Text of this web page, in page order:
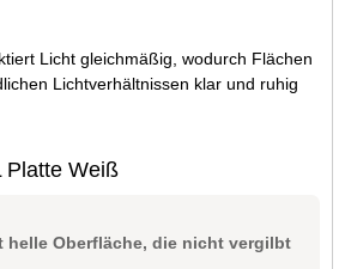
Licht gleichmäßig, wodurch Flächen
Lichtverhältnissen klar und ruhig
Platte Weiß
helle Oberfläche, die nicht vergilbt